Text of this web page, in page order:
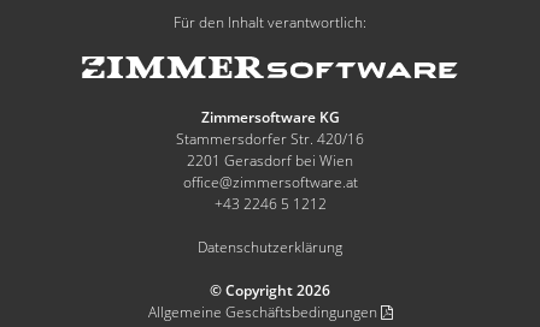
Für den Inhalt verantwortlich:
Zimmersoftware KG
Stammersdorfer Str. 420/16
2201 Gerasdorf bei Wien
office@zimmersoftware.at
+43 2246 5 1212
Datenschutzerklärung
© Copyright 2026
Allgemeine Geschäftsbedingungen